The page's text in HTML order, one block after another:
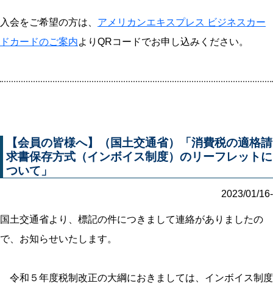
入会をご希望の方は、 アメリカンエキスプレス ビジネスカー
ドカードのご案内よりQRコードでお申し込みください。
【会員の皆様へ】（国土交通省）「消費税の適格請
求書保存方式（インボイス制度）のリーフレットに
ついて」
2023/01/16-
国土交通省より、標記の件につきまして連絡がありましたの
で、お知らせいたします。
令和５年度税制改正の大綱におきましては、インボイス制度